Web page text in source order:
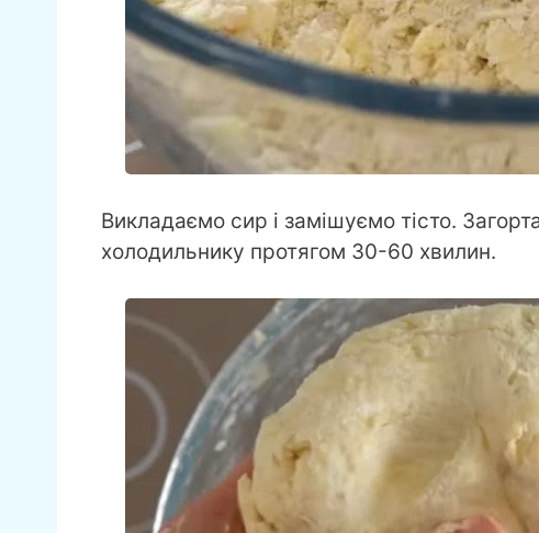
Викладаємо сир і замішуємо тісто.
холодильнику протягом 30-60 хвилин.